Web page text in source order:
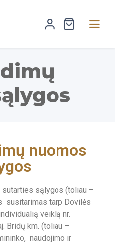
nuomos
sutarties sąlygos (toliau –
susitarimas tarp Dovilės
veiklą nr.
Bridų km. (toliau –
naudojimo ir